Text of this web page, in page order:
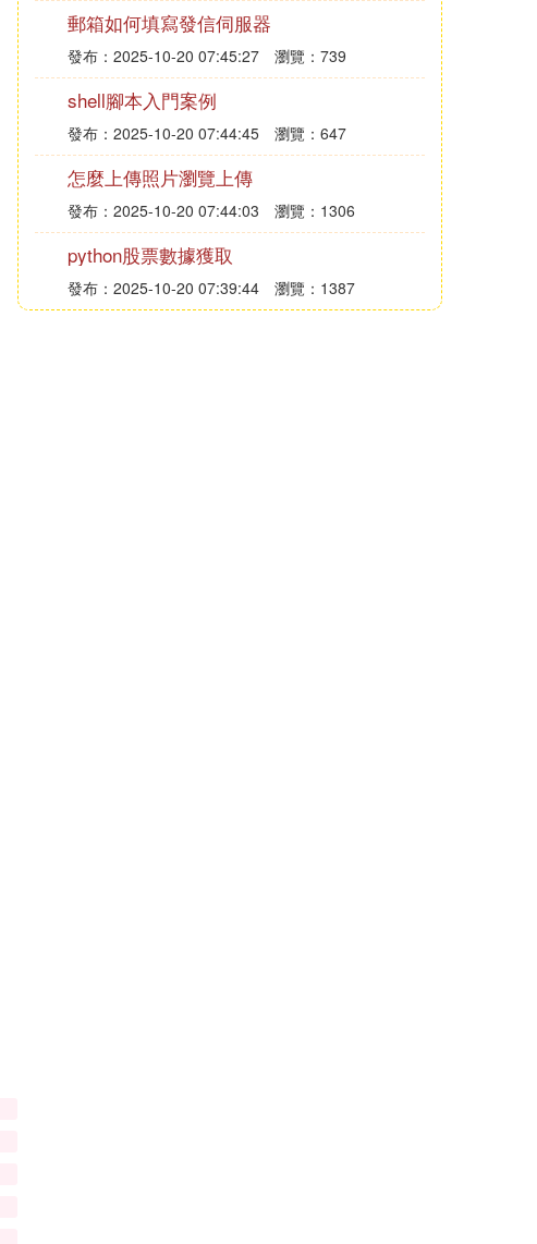
郵箱如何填寫發信伺服器
發布：2025-10-20 07:45:27 瀏覽：739
shell腳本入門案例
發布：2025-10-20 07:44:45 瀏覽：647
怎麼上傳照片瀏覽上傳
發布：2025-10-20 07:44:03 瀏覽：1306
python股票數據獲取
發布：2025-10-20 07:39:44 瀏覽：1387